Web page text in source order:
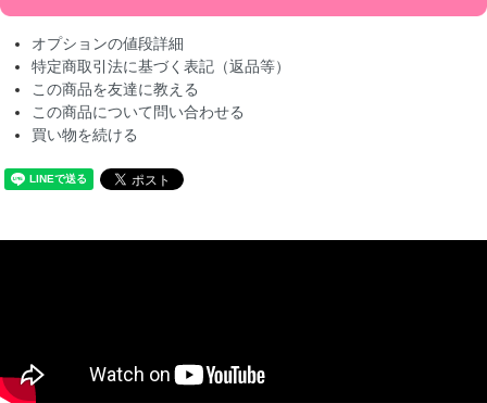
オプションの値段詳細
特定商取引法に基づく表記（返品等）
この商品を友達に教える
この商品について問い合わせる
買い物を続ける